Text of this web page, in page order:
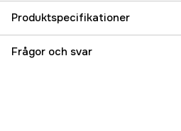
Produktspecifikationer
Referensnummer
Frågor och svar